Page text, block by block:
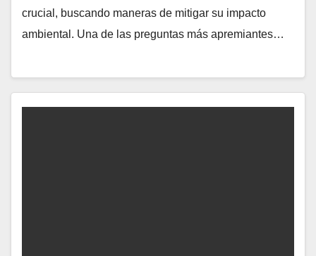
crucial, buscando maneras de mitigar su impacto
ambiental. Una de las preguntas más apremiantes…